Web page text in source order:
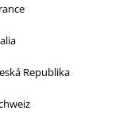
Republika
2025